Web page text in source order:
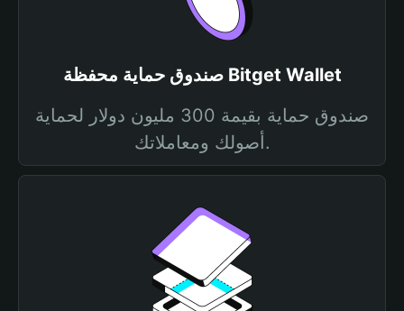
صندوق حماية محفظة Bitget Wallet
صندوق حماية بقيمة 300 مليون دولار لحماية
أصولك ومعاملاتك.